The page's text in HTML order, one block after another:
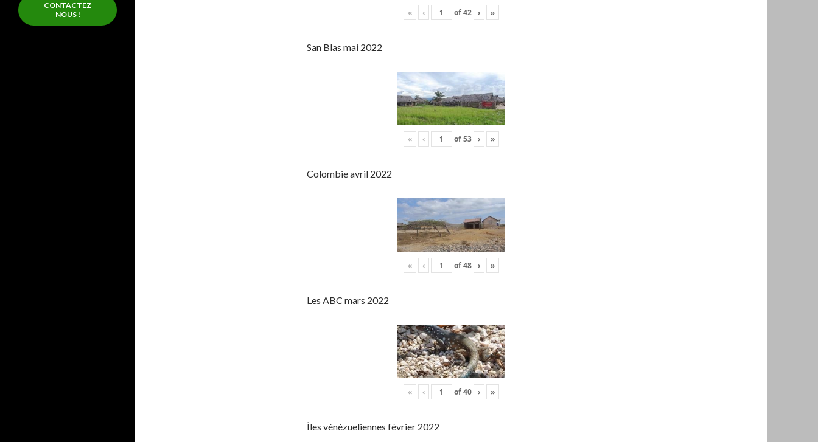
« ‹ of42 › »
San Blas mai 2022
« ‹ of53 › »
Colombie avril 2022
« ‹ of48 › »
Les ABC mars 2022
« ‹ of40 › »
Îles vénézueliennes février 2022
CONTACTEZ
NOUS !